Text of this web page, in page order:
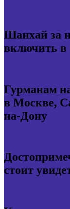
Шанхай за
включить в
Гурманам
в Москве,
на-Дону
стоит